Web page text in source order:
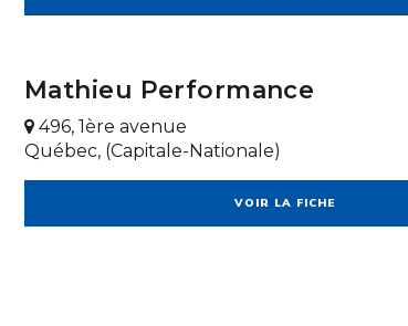
Mathieu Performance
496, 1ère avenue
Québec, (Capitale-Nationale)
VOIR LA FICHE